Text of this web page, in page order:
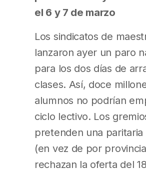
el 6 y 7 de marzo
Los sindicatos de
lanzaron ayer un paro
para los dos días de
clases. Así, doce
alumnos no podrían
ciclo lectivo. Los
pretenden una paritaria
(en vez de por
rechazan la oferta del